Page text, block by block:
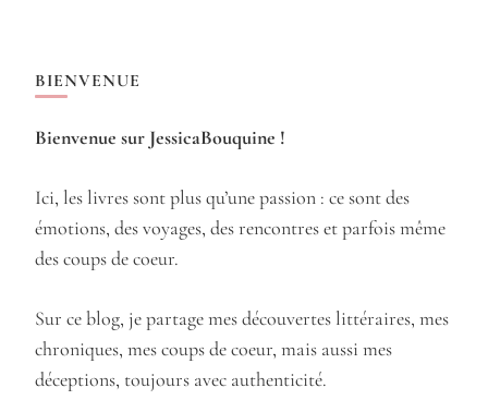
BIENVENUE
Bienvenue sur JessicaBouquine !
Ici, les livres sont plus qu’une passion : ce sont des
émotions, des voyages, des rencontres et parfois même
des coups de coeur.
Sur ce blog, je partage mes découvertes littéraires, mes
chroniques, mes coups de coeur, mais aussi mes
déceptions, toujours avec authenticité.